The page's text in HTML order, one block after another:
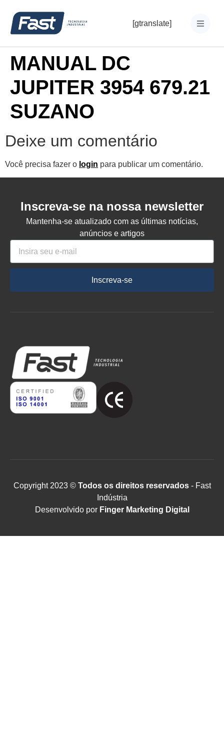
[gtranslate]
MANUAL DC
JUPITER 3954 679.21
SUZANO
Deixe um comentário
Você precisa fazer o login para publicar um comentário.
Inscreva-se na nossa newsletter
Mantenha-se atualizado com as últimas notícias,
anúncios e artigos
Inscreva-se
Copyright 2023 ©Todos os direitos reservados- Fast
Indústria
Desenvolvido por Finger Marketing Digital